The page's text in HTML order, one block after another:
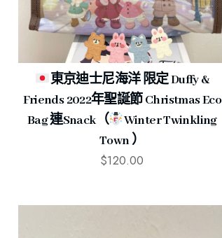
東京迪士尼海洋 限定 Duffy &
Friends 2022年聖誕節 Christmas Eco
Bag 連snack（
Winter Twinkling
Town ）
$120.00